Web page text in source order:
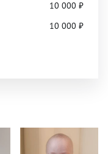
10 000 ₽
10 000 ₽